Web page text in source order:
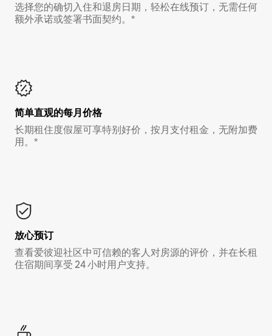
选择您的确切入住和退房日期，轻松在线预订，无需任何
额外承诺或签署书面契约。*
简单直观的每月价格
长期租住度假屋可享特别好价，按月支付租金，无附加费
用。*
放心预订
查看爱彼迎社区中可信赖的客人对房源的评价，并在长租
住宿期间享受 24 小时用户支持。